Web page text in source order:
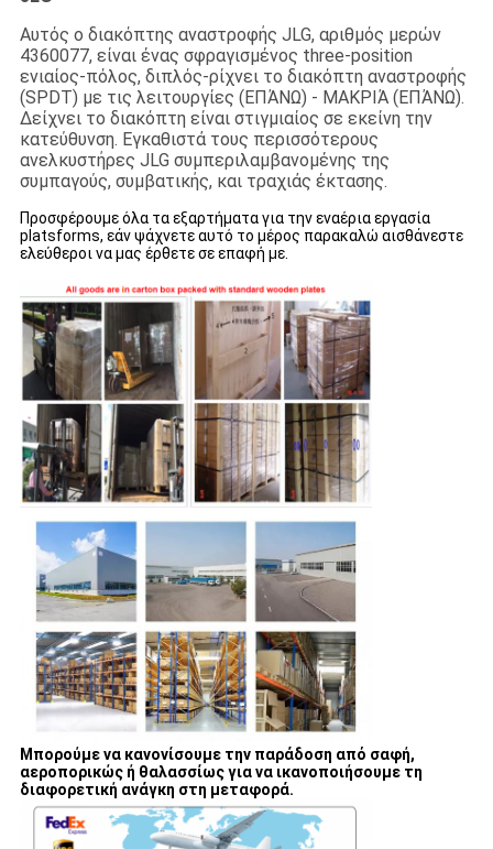
Αυτός ο διακόπτης αναστροφής JLG, αριθμός μερών
4360077, είναι ένας σφραγισμένος three-position
ενιαίος-πόλος, διπλός-ρίχνει το διακόπτη αναστροφής
(SPDT) με τις λειτουργίες (ΕΠΆΝΩ) - ΜΑΚΡΙΆ (ΕΠΆΝΩ).
Δείχνει το διακόπτη είναι στιγμιαίος σε εκείνη την
κατεύθυνση. Εγκαθιστά τους περισσότερους
ανελκυστήρες JLG συμπεριλαμβανομένης της
συμπαγούς, συμβατικής, και τραχιάς έκτασης.
Προσφέρουμε όλα τα εξαρτήματα για την εναέρια εργασία
platsforms, εάν ψάχνετε αυτό το μέρος παρακαλώ αισθάνεστε
ελεύθεροι να μας έρθετε σε επαφή με.
Μπορούμε να κανονίσουμε την παράδοση από σαφή,
αεροπορικώς ή θαλασσίως για να ικανοποιήσουμε τη
διαφορετική ανάγκη στη μεταφορά.